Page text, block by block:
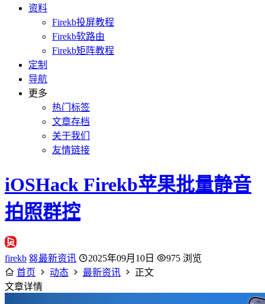
资料
Firekb投屏教程
Firekb软路由
Firekb矩阵教程
定制
导航
更多
热门标签
文章存档
关于我们
友情链接
iOSHack Firekb苹果批量静音
拍照群控
firekb 最新资讯 2025年09月10日
975 浏览
首页
动态 最新资讯
正文
文章详情